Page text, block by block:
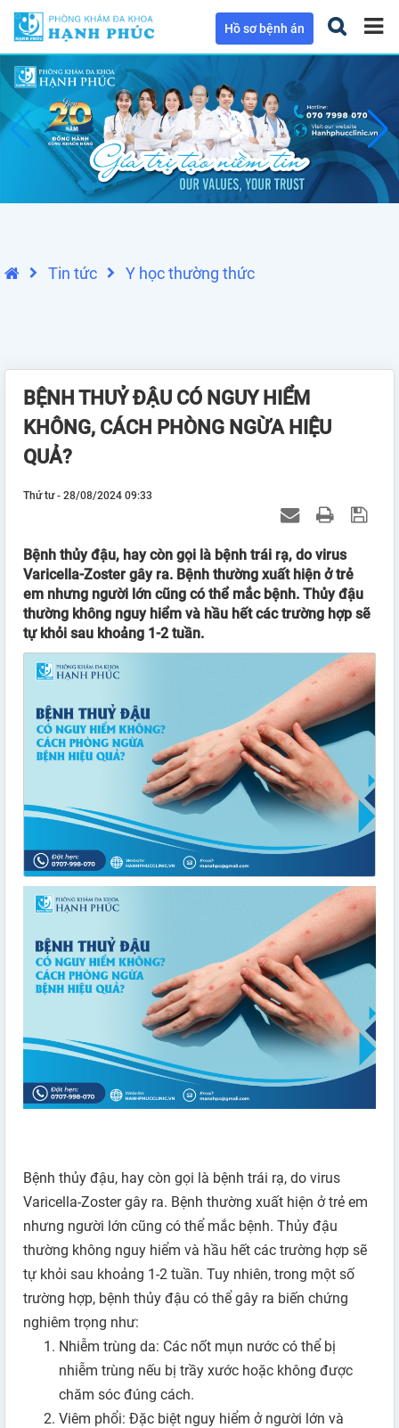
Hồ sơ bệnh án
Tin tức Y học thường thức
BỆNH THUỶ ĐẬU CÓ NGUY HIỂM
KHÔNG, CÁCH PHÒNG NGỪA HIỆU
QUẢ?
Thứ tư - 28/08/2024 09:33
Bệnh thủy đậu, hay còn gọi là bệnh trái rạ, do virus
Varicella-Zoster gây ra. Bệnh thường xuất hiện ở trẻ
em nhưng người lớn cũng có thể mắc bệnh. Thủy đậu
thường không nguy hiểm và hầu hết các trường hợp sẽ
tự khỏi sau khoảng 1-2 tuần.
Bệnh thủy đậu, hay còn gọi là bệnh trái rạ, do virus
Varicella-Zoster gây ra. Bệnh thường xuất hiện ở trẻ em
nhưng người lớn cũng có thể mắc bệnh. Thủy đậu
thường không nguy hiểm và hầu hết các trường hợp sẽ
tự khỏi sau khoảng 1-2 tuần. Tuy nhiên, trong một số
trường hợp, bệnh thủy đậu có thể gây ra biến chứng
nghiêm trọng như:
Nhiễm trùng da: Các nốt mụn nước có thể bị
nhiễm trùng nếu bị trầy xước hoặc không được
chăm sóc đúng cách.
Viêm phổi: Đặc biệt nguy hiểm ở người lớn và